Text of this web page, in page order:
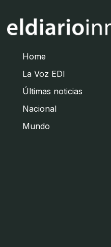
Home
La Voz EDI
Últimas noticias
Nacional
Mundo